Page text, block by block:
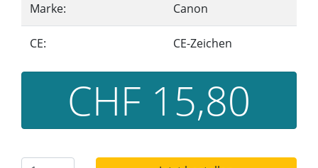
Marke: Canon
CE: CE-Zeichen
CHF 15,80